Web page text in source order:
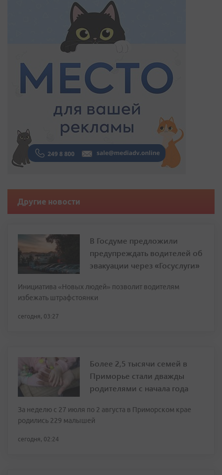
Другие новости
В Госдуме предложили
предупреждать водителей об
эвакуации через «Госуслуги»
Инициатива «Новых людей» позволит водителям
избежать штрафстоянки
сегодня, 03:27
Более 2,5 тысячи семей в
Приморье стали дважды
родителями с начала года
За неделю с 27 июля по 2 августа в Приморском крае
родились 229 малышей
сегодня, 02:24